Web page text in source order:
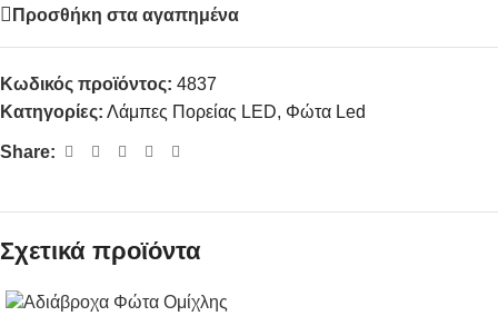
Προσθήκη στα αγαπημένα
Κωδικός προϊόντος: 4837
Κατηγορίες: Λάμπες Πορείας LED, Φώτα Led
Share:
Σχετικά προϊόντα